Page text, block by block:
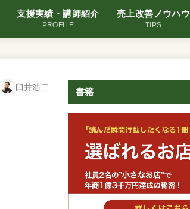
支援実績・講師紹介
PROFILE
売上改善ノウハウ
TIPS
臼井浩二 書籍